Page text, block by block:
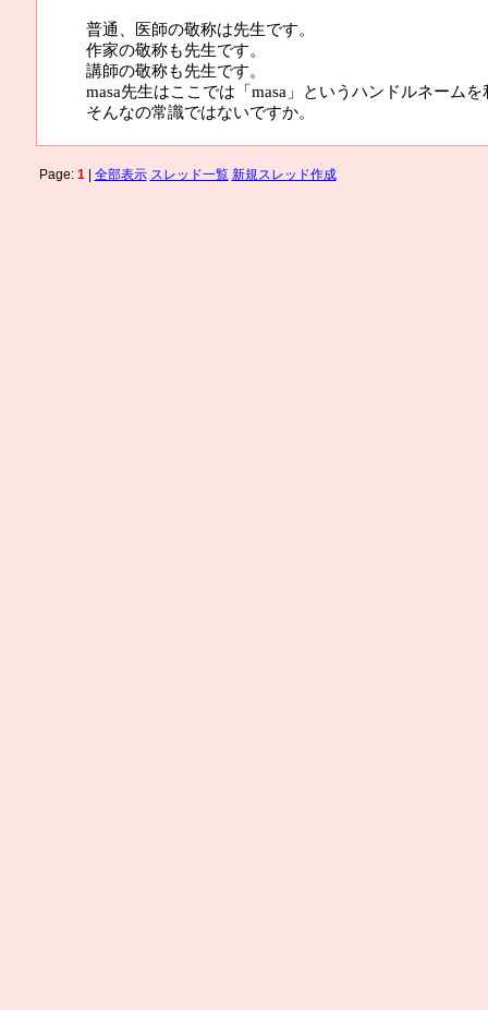
普通、医師の敬称は先生です。
作家の敬称も先生です。
講師の敬称も先生です。
masa先生はここでは「masa」というハンドルネーム
そんなの常識ではないですか。
Page: 1| 全部表示 スレッド一覧 新規スレッド作成